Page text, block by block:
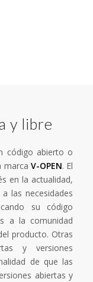
y libre
código abierto o
marcaV-OPEN. El
en la actualidad,
las necesidades
su código
a la comunidad
producto. Otras
y versiones
de que las
abiertas y